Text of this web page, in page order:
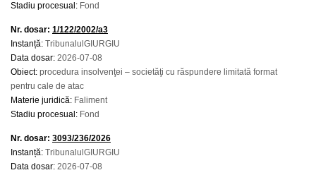
Stadiu procesual: Fond
Nr. dosar: 1/122/2002/a3
Instanță: TribunalulGIURGIU
Data dosar: 2026-07-08
Obiect: procedura insolvenţei – societăţi cu răspundere limitată format
pentru cale de atac
Materie juridică: Faliment
Stadiu procesual: Fond
Nr. dosar: 3093/236/2026
Instanță: TribunalulGIURGIU
Data dosar: 2026-07-08